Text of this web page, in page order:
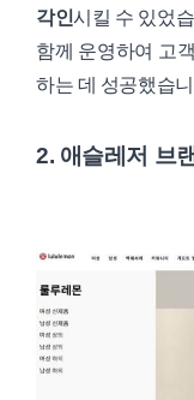
각인시킬 수 있었
함께 운영하여 고
하는 데 성공했습
2. 애슬레저 브